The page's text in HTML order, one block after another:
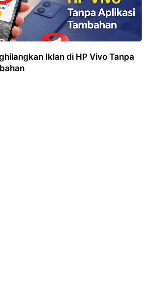
Iklan di HP Vivo Tanpa